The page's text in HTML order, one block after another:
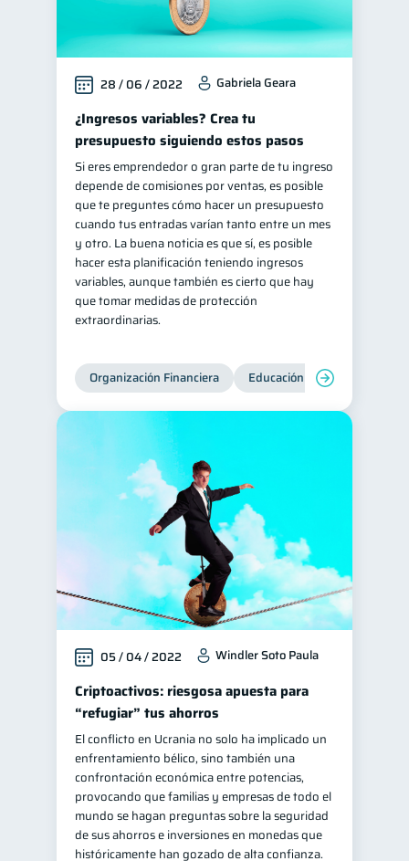
Fraudes
Información financiera 1
Gasto responsable
28 / 06 / 2022 Gabriela Geara
¿Ingresos variables? Crea tu
presupuesto siguiendo estos pasos
Si eres emprendedor o gran parte de tu ingreso
depende de comisiones por ventas, es posible
que te preguntes cómo hacer un presupuesto
cuando tus entradas varían tanto entre un mes
y otro. La buena noticia es que sí, es posible
hacer esta planificación teniendo ingresos
variables, aunque también es cierto que hay
que tomar medidas de protección
extraordinarias.
Organización Financiera Educación financiera
05 / 04 / 2022 Windler Soto Paula
Criptoactivos: riesgosa apuesta para
“refugiar” tus ahorros
El conflicto en Ucrania no solo ha implicado un
enfrentamiento bélico, sino también una
confrontación económica entre potencias,
provocando que familias y empresas de todo el
mundo se hagan preguntas sobre la seguridad
de sus ahorros e inversiones en monedas que
históricamente han gozado de alta confianza.